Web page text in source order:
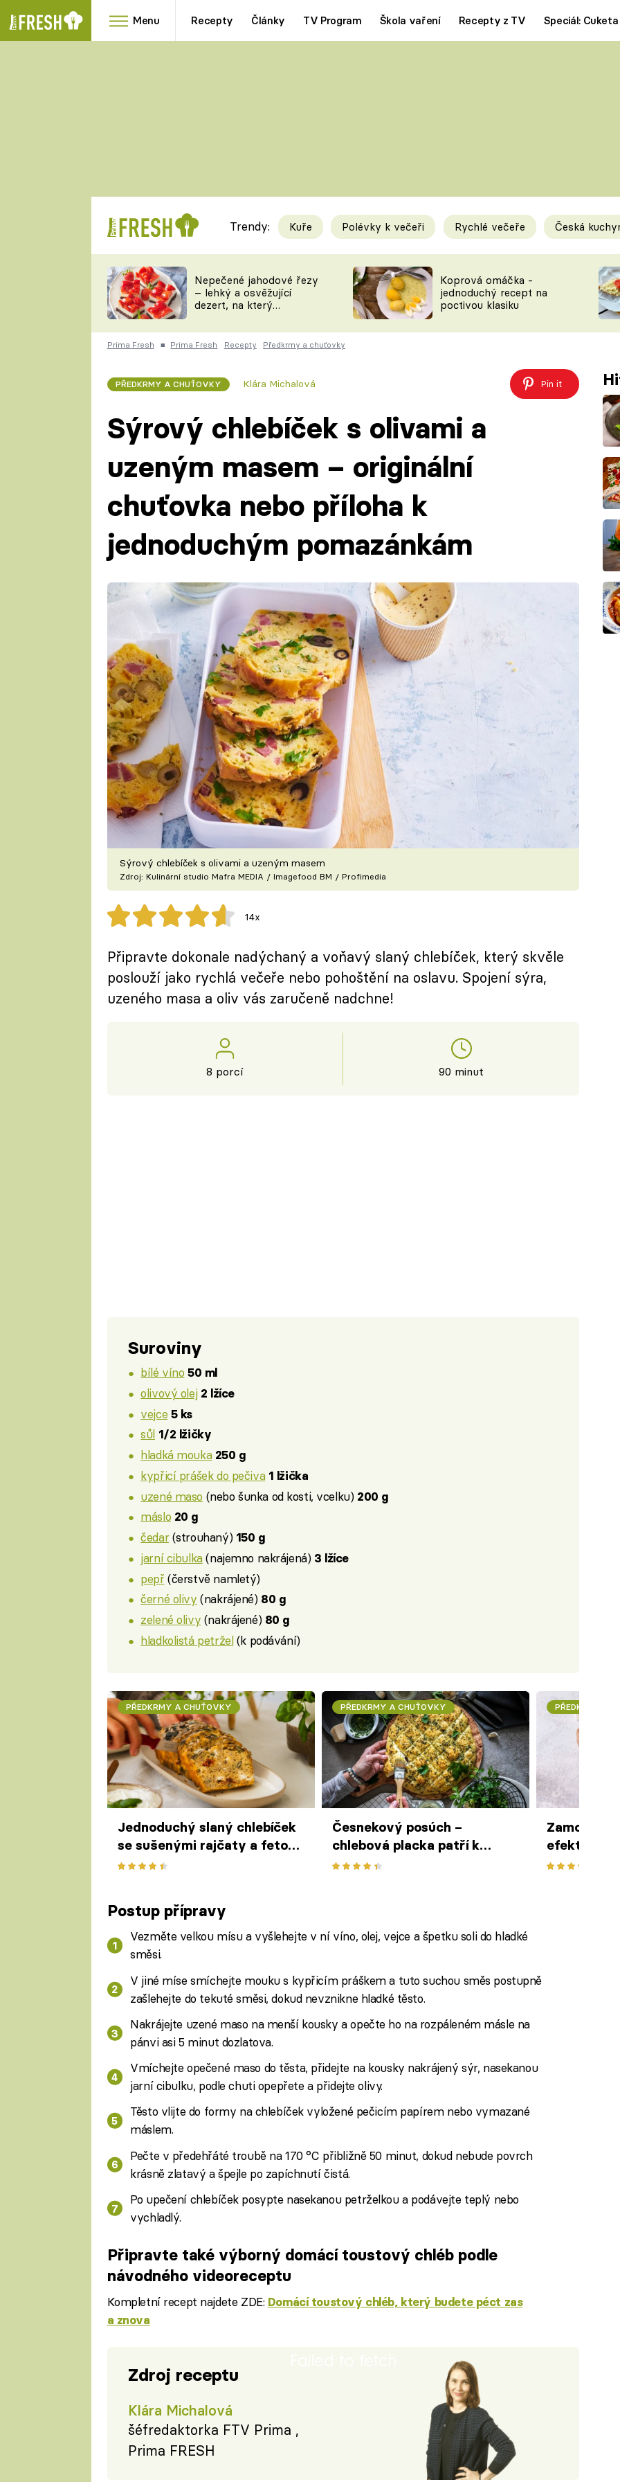
Menu Recepty Články TV Program Škola vaření Recepty z TV Speciál: Cuketa
RYCHLOVKY
Videorecepty
TEĎ VAŘÍ ŠÉF!
ČESKO NA TALÍŘI
KUCHAŘKA
Tipy a triky
KAM ZA JÍDLEM
VYCHYTÁVKY
ČASOPIS
Trendy: Kuře Polévky k večeři Rychlé večeře Česká
Nepečené jahodové řezy
– lehký a osvěžující
dezert, na který
Koprová omáčka -
jednoduchý recept na
poctivou klasiku
Prima Fresh ■ Prima Fresh Recepty Předkrmy a chuťovky
PŘEDKRMY A CHUŤOVKY Klára Michalová Pin it
Sýrový chlebíček s olivami a
uzeným masem – originální
chuťovka nebo příloha k
jednoduchým pomazánkám
Sýrový chlebíček s olivami a uzeným masem
Zdroj: Kulinární studio Mafra MEDIA / Imagefood BM / Profimedia
14x
Připravte dokonale nadýchaný a voňavý slaný chlebíček, který skvěle
poslouží jako rychlá večeře nebo pohoštění na oslavu. Spojení sýra,
uzeného masa a oliv vás zaručeně nadchne!
8 porcí 90 minut
Suroviny
bílé víno 50 ml
olivový olej 2 lžíce
vejce 5 ks
sůl 1/2 lžičky
hladká mouka 250 g
kypřicí prášek do pečiva 1 lžička
uzené maso (nebo šunka od kosti, vcelku) 200 g
máslo 20 g
čedar(strouhaný) 150 g
jarní cibulka(najemno nakrájená) 3 lžíce
pepř (čerstvě namletý)
černé olivy (nakrájené) 80 g
zelené olivy (nakrájené) 80 g
hladkolistá petržel(k podávání)
PŘEDKRMY A CHUŤOVKY
Jednoduchý slaný chlebíček
se sušenými rajčaty a fetou
podle Buchty v troubě
PŘEDKRMY A CHUŤOVKY
Česnekový posúch –
chlebová placka patří k
pokladům slovenské lidové
PŘEDKRMY A
Zamotaný
efektní
chutí
Postup přípravy
Vezměte velkou mísu a vyšlehejte v ní víno, olej, vejce a špetku soli do hladké
směsi.
V jiné míse smíchejte mouku s kypřicím práškem a tuto suchou směs postupně
zašlehejte do tekuté směsi, dokud nevznikne hladké těsto.
Nakrájejte uzené maso na menší kousky a opečte ho na rozpáleném másle na
pánvi asi 5 minut dozlatova.
Vmíchejte opečené maso do těsta, přidejte na kousky nakrájený sýr, nasekanou
jarní cibulku, podle chuti opepřete a přidejte olivy.
Těsto vlijte do formy na chlebíček vyložené pečicím papírem nebo vymazané
máslem.
Pečte v předehřáté troubě na 170 °C přibližně 50 minut, dokud nebude povrch
krásně zlatavý a špejle po zapíchnutí čistá.
Po upečení chlebíček posypte nasekanou petrželkou a podávejte teplý nebo
vychladlý.
Připravte také výborný domácí toustový chléb podle
návodného videoreceptu
Kompletní recept najdete ZDE: Domácí toustový chléb, který budete péct zas
a znova
Zdroj receptu
Klára Michalová
šéfredaktorka FTV Prima ,
Prima FRESH